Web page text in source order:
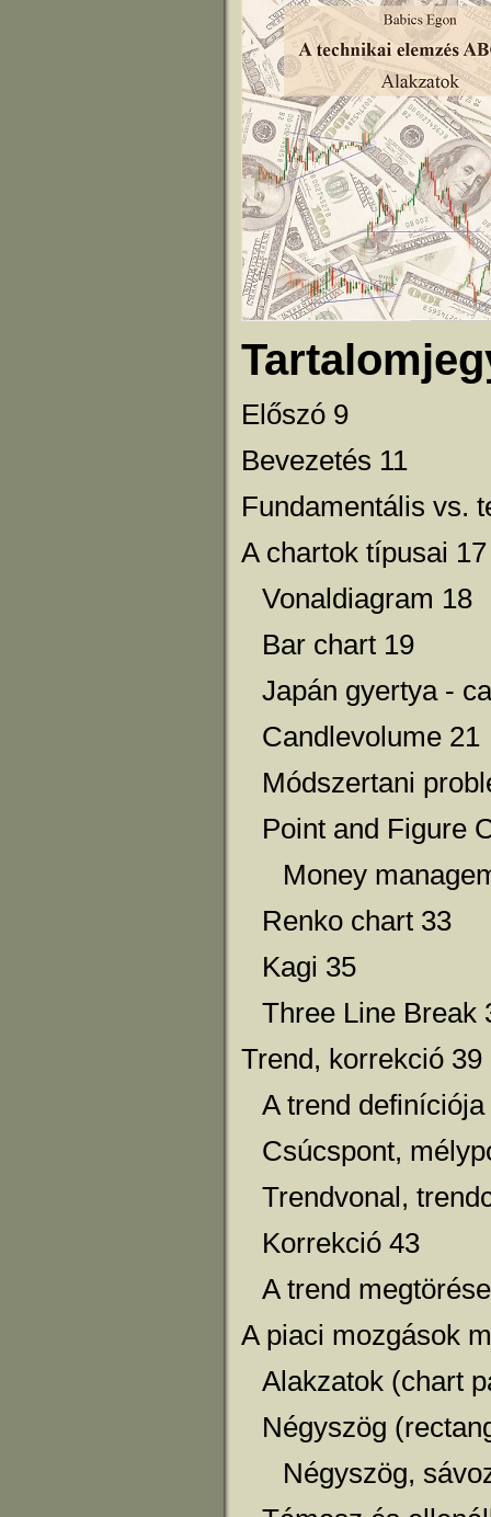
Előszó 9
Bevezetés 11
Fundamentális vs.
A chartok típusai 17
Vonaldiagram 18
Bar chart 19
Japán gyertya -
Candlevolume 21
Módszertani
Point and Figure
Money
Renko chart 33
Kagi 35
Three Line Break
Trend, korrekció 39
A trend definíciója
Csúcspont,
Trendvonal,
Korrekció 43
A trend
A piaci mozgások
Alakzatok (chart
Négyszög
Négyszög,